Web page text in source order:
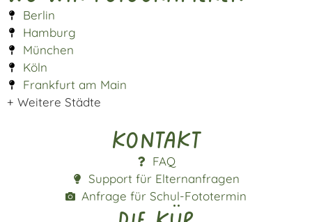
Berlin
Hamburg
München
Köln
Frankfurt am Main
+ Weitere Städte
Kontakt
FAQ
Support für Elternanfragen
Anfrage für Schul-Fototermin